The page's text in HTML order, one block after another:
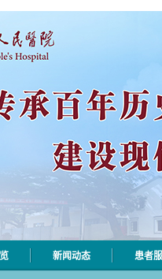
新闻动态 患者
市人民医院水电相关设施维护服